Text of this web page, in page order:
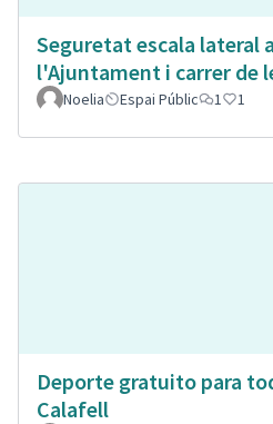
Seguretat escala lateral a
l'Ajuntament i carrer de
Noelia Espai Públic 1 1
Deporte gratuito para
Calafell